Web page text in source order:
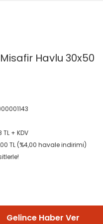
Havlu 30x50
TL + KDV
TL (%4,00 havale indirimi)
Gelince Haber Ver